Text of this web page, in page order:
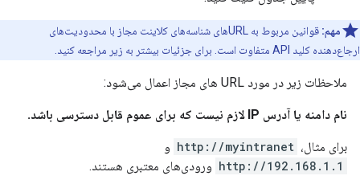
مهم:
قوانین مربوط به URLهای شناسه‌های کلاینت مجاز با محدودیت‌های
ارجاع‌دهنده کلید API متفاوت است. برای جزئیات بیشتر به زیر مراجعه کنید.
ملاحظات زیر در مورد URL های مجاز اعمال می‌شود:
نام دامنه یا آدرس IP لازم نیست که برای عموم قابل دسترسی باشد.
برای مثال، http://myintranet و
http://192.168.1.1 ورودی‌های معتبری هستند.